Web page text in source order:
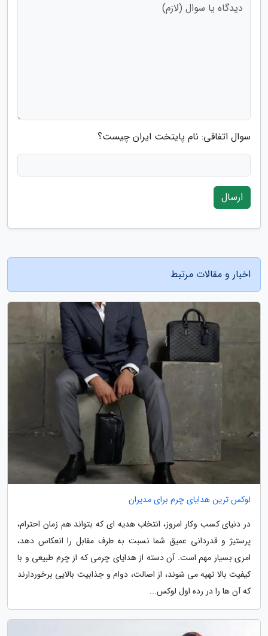
سوال اتفاقی: نام پایتخت ایران چیست؟
ارسال
اخبار و مقالات مرتبط
لوکس ترین هدایای چرم برای مدیران
در دنیای کسب وکار امروز، انتخاب هدیه ای که بتواند هم زمان احترام،
پرستیژ و قدردانی عمیق شما نسبت به طرف مقابل را انعکاس دهد،
امری بسیار مهم است. آن دسته از هدایای چرمی که از چرم طبیعی و با
کیفیت بالا تهیه می شوند، از اصالت، دوام و جذابیت بالایی برخوردارند
که آن ها را در رده اول لوکس...